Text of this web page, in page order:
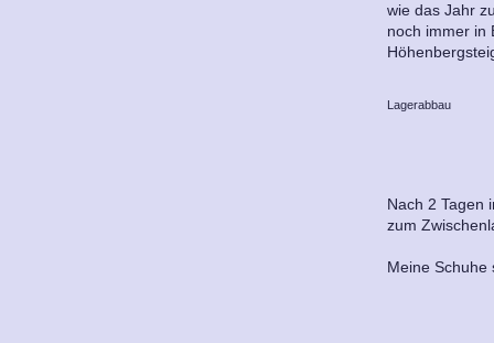
wie das Jahr
noch immer in
Lagerabbau
Nach 2 Tagen
zum
Meine Schuhe